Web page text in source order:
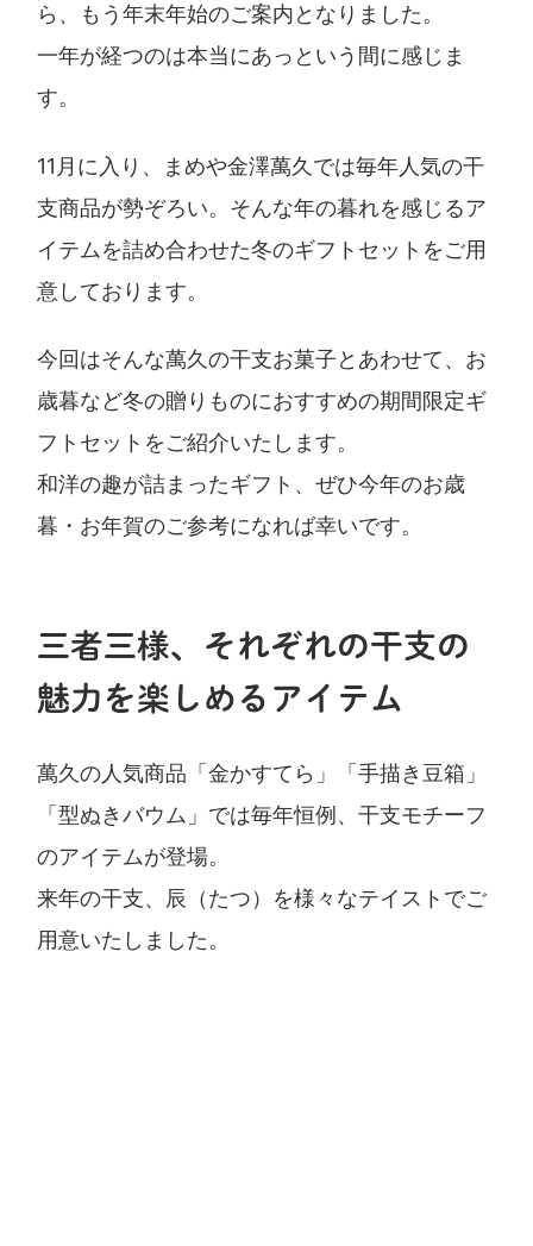
ら、もう年末年始のご案内となりました。
一年が経つのは本当にあっという間に感じま
す。
11月に入り、まめや金澤萬久では毎年人気の干
支商品が勢ぞろい。そんな年の暮れを感じるア
イテムを詰め合わせた冬のギフトセットをご用
意しております。
今回はそんな萬久の干支お菓子とあわせて、お
歳暮など冬の贈りものにおすすめの期間限定ギ
フトセットをご紹介いたします。
和洋の趣が詰まったギフト、ぜひ今年のお歳
暮・お年賀のご参考になれば幸いです。
三者三様、それぞれの干支の
魅力を楽しめるアイテム
萬久の人気商品「金かすてら」「手描き豆箱」
「型ぬきバウム」では毎年恒例、干支モチーフ
のアイテムが登場。
来年の干支、辰（たつ）を様々なテイストでご
用意いたしました。